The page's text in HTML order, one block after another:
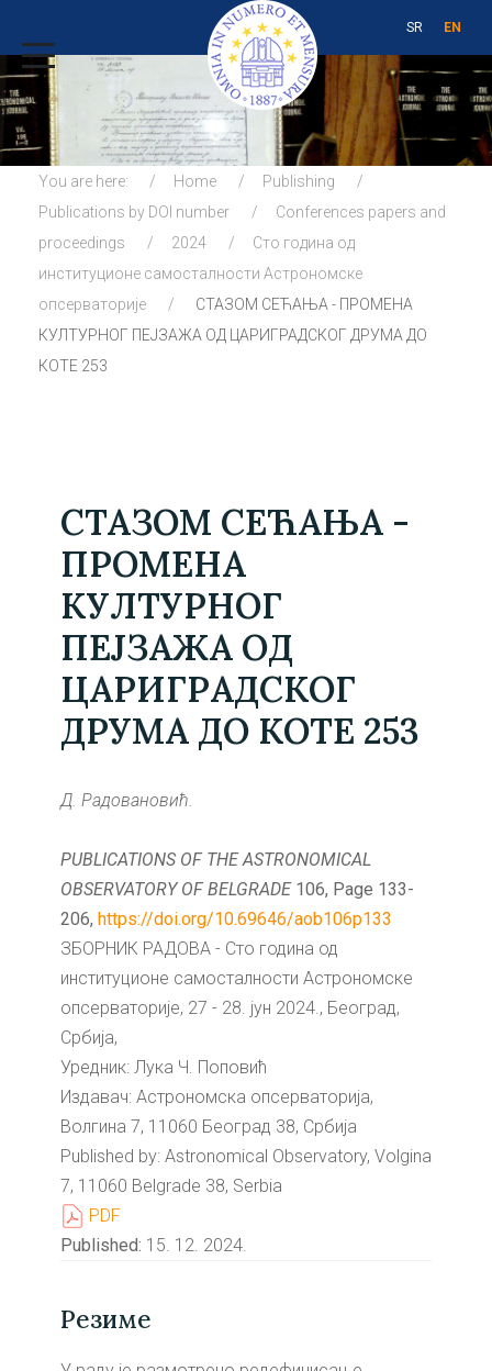
SR EN
You are here: Home
Publishing
Publications by DOI number
Conferences papers and
proceedings
2024
Сто година од
институционе самосталности Астрономске
опсерваторије
СТАЗОМ СЕЋАЊА - ПРОМЕНА
КУЛТУРНОГ ПЕЈЗАЖА ОД ЦАРИГРАДСКОГ ДРУМА ДО
КОТЕ 253
СТАЗОМ СЕЋАЊА -
ПРОМЕНА
КУЛТУРНОГ
ПЕЈЗАЖА ОД
ЦАРИГРАДСКОГ
ДРУМА ДО КОТЕ 253
Д. Радовановић.
PUBLICATIONS OF THE ASTRONOMICAL
OBSERVATORY OF BELGRADE 106, Page 133-
206, https://doi.org/10.69646/aob106p133
ЗБОРНИК РАДОВА - Сто година од
институционе самосталности Астрономске
опсерваторије, 27 - 28. јун 2024., Београд,
Србија,
Уредник: Лука Ч. Поповић
Издавач: Астрономска опсерваторија,
Волгина 7, 11060 Београд 38, Србија
Published by: Astronomical Observatory, Volgina
7, 11060 Belgrade 38, Serbia
PDF
Published: 15. 12. 2024.
Резиме